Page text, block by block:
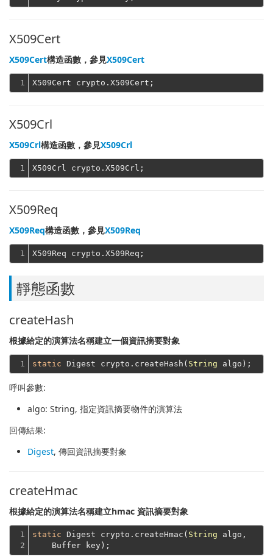
X509Cert
X509Cert構造函數，參見X509Cert
1
X509Crl
X509Crl構造函數，參見X509Crl
1
X509Req
X509Req構造函數，參見X509Req
1
靜態函數
createHash
根據給定的演算法名稱建立一個資訊摘要對象
1 static Digest crypto.createHash( String
呼叫參數:
algo: String, 指定資訊摘要物件的演算法
回傳結果:
Digest, 傳回資訊摘要對象
createHmac
根據給定的演算法名稱建立hmac 資訊摘要對象
1
2
static Digest crypto.createHmac( String algo,
    Buffer key);